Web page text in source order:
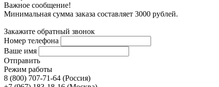
Важное сообщение!
Минимальная сумма заказа составляет 3000 рублей.
Закажите обратный звонок
Номер телефона
Ваше имя
Отправить
Режим работы
8 (800) 707-71-64 (Россия)